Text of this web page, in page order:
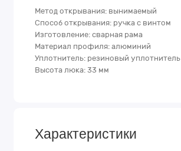
Метод открывания: вынимаемый
Способ открывания: ручка с винтом
Изготовление: сварная рама
Материал профиля: алюминий
Уплотнитель: резиновый уплотнитель
Высота люка: 33 мм
Характеристики